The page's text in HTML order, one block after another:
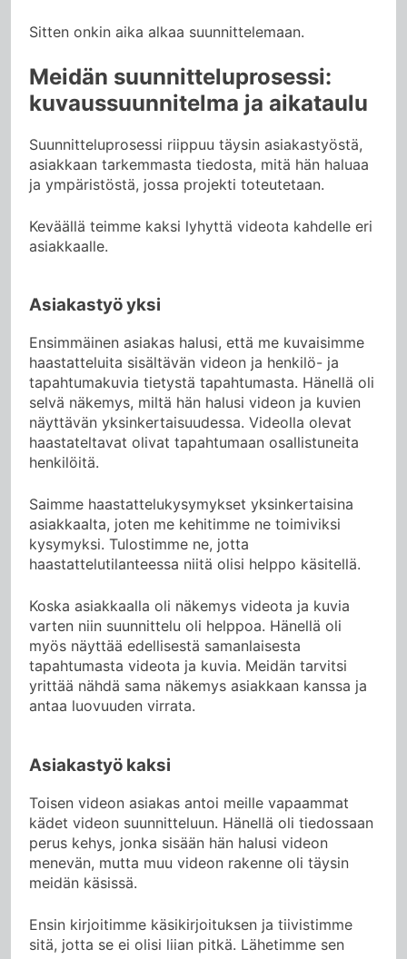
Sitten onkin aika alkaa suunnittelemaan.
Meidän suunnitteluprosessi:
kuvaussuunnitelma ja aikataulu
Suunnitteluprosessi riippuu täysin asiakastyöstä,
asiakkaan tarkemmasta tiedosta, mitä hän haluaa
ja ympäristöstä, jossa projekti toteutetaan.
Keväällä teimme kaksi lyhyttä videota kahdelle eri
asiakkaalle.
Asiakastyö yksi
Ensimmäinen asiakas halusi, että me kuvaisimme
haastatteluita sisältävän videon ja henkilö- ja
tapahtumakuvia tietystä tapahtumasta. Hänellä oli
selvä näkemys, miltä hän halusi videon ja kuvien
näyttävän yksinkertaisuudessa. Videolla olevat
haastateltavat olivat tapahtumaan osallistuneita
henkilöitä.
Saimme haastattelukysymykset yksinkertaisina
asiakkaalta, joten me kehitimme ne toimiviksi
kysymyksi. Tulostimme ne, jotta
haastattelutilanteessa niitä olisi helppo käsitellä.
Koska asiakkaalla oli näkemys videota ja kuvia
varten niin suunnittelu oli helppoa. Hänellä oli
myös näyttää edellisestä samanlaisesta
tapahtumasta videota ja kuvia. Meidän tarvitsi
yrittää nähdä sama näkemys asiakkaan kanssa ja
antaa luovuuden virrata.
Asiakastyö kaksi
Toisen videon asiakas antoi meille vapaammat
kädet videon suunnitteluun. Hänellä oli tiedossaan
perus kehys, jonka sisään hän halusi videon
menevän, mutta muu videon rakenne oli täysin
meidän käsissä.
Ensin kirjoitimme käsikirjoituksen ja tiivistimme
sitä, jotta se ei olisi liian pitkä. Lähetimme sen